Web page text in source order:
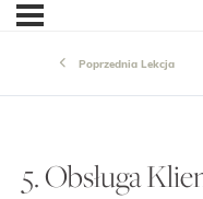
Poprzednia Lekcja
5. Obsługa